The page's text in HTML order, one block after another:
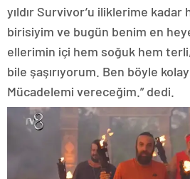
yıldır Survivor’u iliklerime kadar
birisiyim ve bugün benim en
ellerimin içi hem soğuk hem
bile şaşırıyorum. Ben böyle
Mücadelemi vereceğim.” dedi.